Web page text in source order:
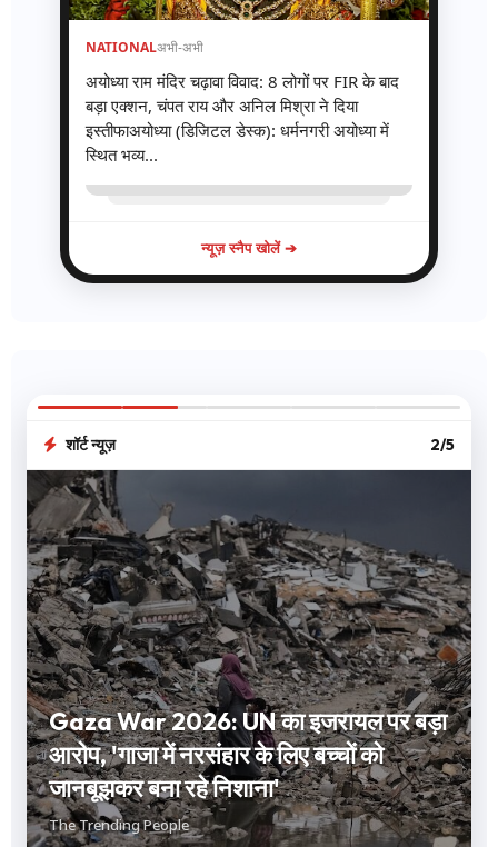
NATIONALअभी-अभी
अयोध्या राम मंदिर चढ़ावा विवाद: 8 लोगों पर FIR के बाद
बड़ा एक्शन, चंपत राय और अनिल मिश्रा ने दिया
इस्तीफाअयोध्या (डिजिटल डेस्क): धर्मनगरी अयोध्या में
स्थित भव्य...
न्यूज़ स्नैप खोलें ➔
शॉर्ट न्यूज़ 2/5
Gaza War 2026: UN का इजरायल पर बड़ा
आरोप, 'गाजा में नरसंहार के लिए बच्चों को
जानबूझकर बना रहे निशाना'
The Trending People